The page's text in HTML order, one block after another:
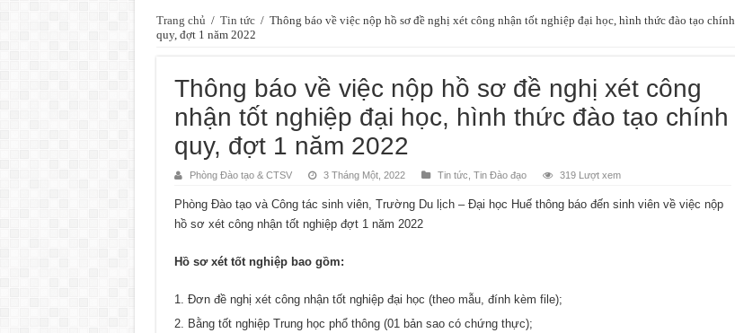
Trang chủ / Tin tức / Thông báo về việc nộp hồ sơ đề nghị xét công nhận tốt nghiệp đại học, hình thức đào tạo chính
quy, đợt 1 năm 2022
Thông báo về việc nộp hồ sơ đề nghị xét công
nhận tốt nghiệp đại học, hình thức đào tạo chính
quy, đợt 1 năm 2022
Phòng Đào tạo & CTSV 3 Tháng Một, 2022 Tin tức Tin Đào đạo 319 Lượt xem
Phòng Đào tạo và Công tác sinh viên, Trường Du lịch – Đại học Huế thông báo đến sinh viên về việc nộp
hồ sơ xét công nhận tốt nghiệp đợt 1 năm 2022
Hồ sơ xét tốt nghiệp bao gồm:
Đơn đề nghị xét công nhận tốt nghiệp đại học (theo mẫu, đính kèm file);
Bằng tốt nghiệp Trung học phổ thông (01 bản sao có chứng thực);